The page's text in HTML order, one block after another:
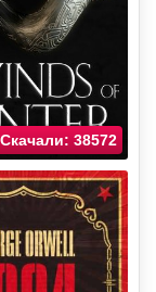
Скачали: 38572